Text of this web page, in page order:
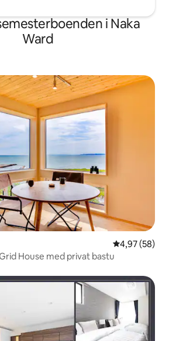
i Naka
Ward
4,97 av 5 i
4,97 (58)
House med privat bastu